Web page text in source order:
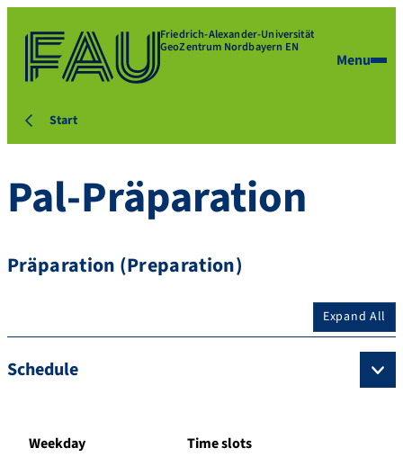
Friedrich-Alexander-Universität
GeoZentrum Nordbayern EN
Menu
Start
Pal-Präparation
Präparation (Preparation)
Expand All
Schedule
Weekday Time slots